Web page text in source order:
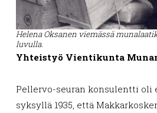
Helena Oksanen viemässä
luvulla.
Yhteistyö Vientikunta
Pellervo-seuran konsulentti oli
syksyllä 1935, että